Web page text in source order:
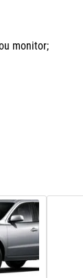
monitor;